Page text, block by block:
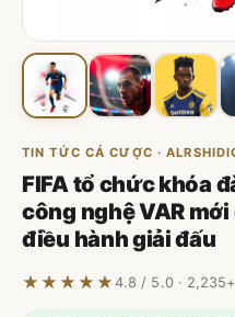
TIN TỨC CÁ CƯỢC ·
FIFA tổ chức khóa
công nghệ VAR
điều hành giải đấu
★★★★★ 4.8 / 5.0 ·